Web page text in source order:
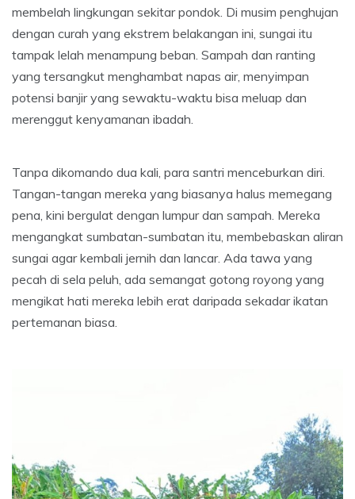
membelah lingkungan sekitar pondok. Di musim penghujan
dengan curah yang ekstrem belakangan ini, sungai itu
tampak lelah menampung beban. Sampah dan ranting
yang tersangkut menghambat napas air, menyimpan
potensi banjir yang sewaktu-waktu bisa meluap dan
merenggut kenyamanan ibadah.
Tanpa dikomando dua kali, para santri menceburkan diri.
Tangan-tangan mereka yang biasanya halus memegang
pena, kini bergulat dengan lumpur dan sampah. Mereka
mengangkat sumbatan-sumbatan itu, membebaskan aliran
sungai agar kembali jernih dan lancar. Ada tawa yang
pecah di sela peluh, ada semangat gotong royong yang
mengikat hati mereka lebih erat daripada sekadar ikatan
pertemanan biasa.